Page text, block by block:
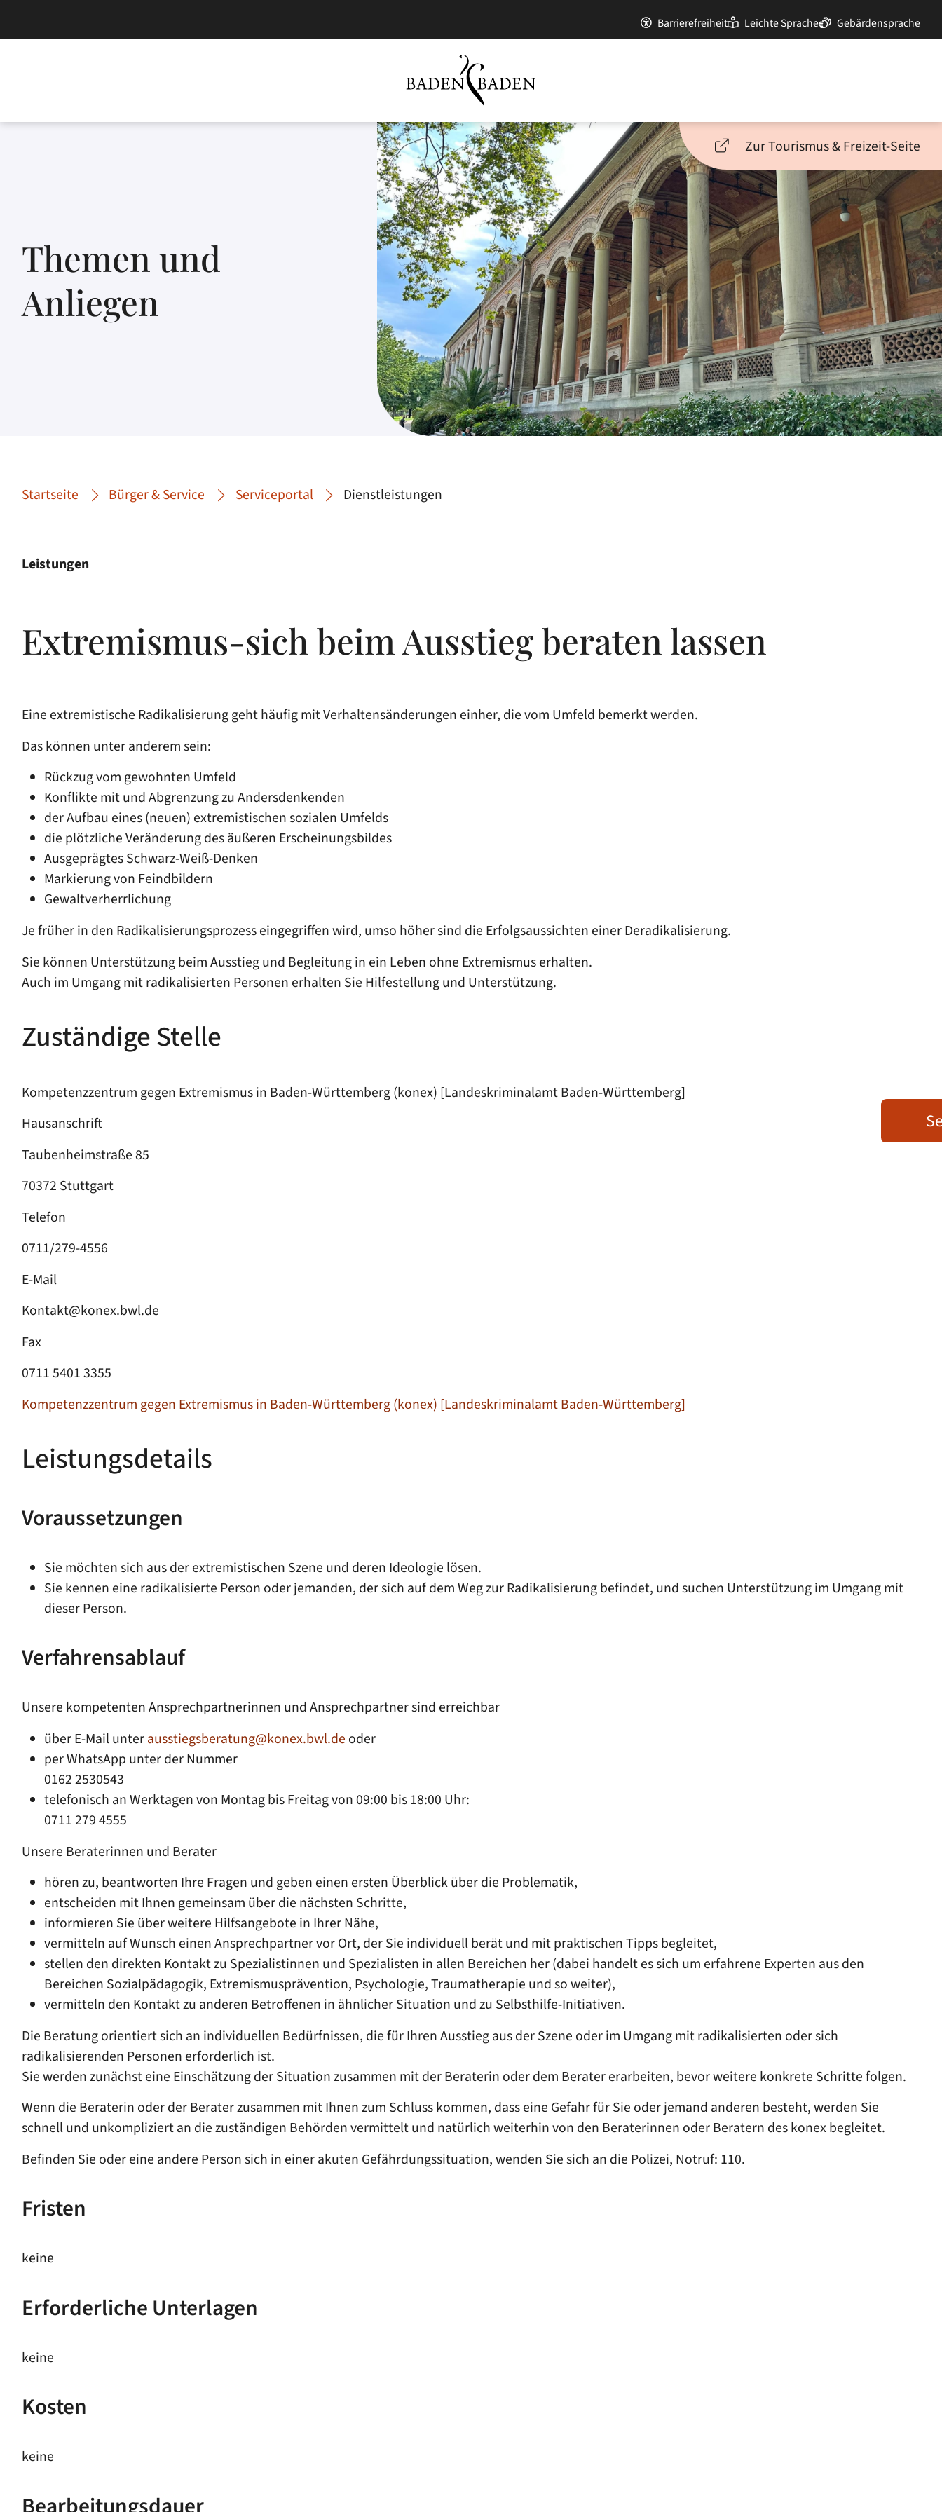
Barrierefreiheit Leichte Sprache Gebärdensprache
Zur Tourismus & Freizeit-Seite
Themen und
Anliegen
Startseite Bürger & Service Serviceportal Dienstleistungen
Leistungen
Extremismus-sich beim Ausstieg beraten lassen
Eine extremistische Radikalisierung geht häufig mit Verhaltensänderungen einher, die vom Umfeld bemerkt werden.
Das können unter anderem sein:
Rückzug vom gewohnten Umfeld
Konflikte mit und Abgrenzung zu Andersdenkenden
der Aufbau eines (neuen) extremistischen sozialen Umfelds
die plötzliche Veränderung des äußeren Erscheinungsbildes
Ausgeprägtes Schwarz-Weiß-Denken
Markierung von Feindbildern
Gewaltverherrlichung
Je früher in den Radikalisierungsprozess eingegriffen wird, umso höher sind die Erfolgsaussichten einer Deradikalisierung.
Sie können Unterstützung beim Ausstieg und Begleitung in ein Leben ohne Extremismus erhalten.
Auch im Umgang mit radikalisierten Personen erhalten Sie Hilfestellung und Unterstützung.
Zuständige Stelle
Kompetenzzentrum gegen Extremismus in Baden-Württemberg (konex) [Landeskriminalamt Baden-Württemberg]
Hausanschrift
Taubenheimstraße 85
70372 Stuttgart
Telefon
0711/279-4556
E-Mail
Kontakt@konex.bwl.de
Fax
0711 5401 3355
Kompetenzzentrum gegen Extremismus in Baden-Württemberg (konex) [Landeskriminalamt Baden-Württemberg]
Leistungsdetails
Voraussetzungen
Sie möchten sich aus der extremistischen Szene und deren Ideologie lösen.
Sie kennen eine radikalisierte Person oder jemanden, der sich auf dem Weg zur Radikalisierung befindet, und suchen Unterstützung im Umgang mit
dieser Person.
Verfahrensablauf
Unsere kompetenten Ansprechpartnerinnen und Ansprechpartner sind erreichbar
über E-Mail unterausstiegsberatung@konex.bwl.de oder
per WhatsApp unter der Nummer
0162 2530543
telefonisch an Werktagen von Montag bis Freitag von 09:00 bis 18:00 Uhr:
0711 279 4555
Unsere Beraterinnen und Berater
hören zu, beantworten Ihre Fragen und geben einen ersten Überblick über die Problematik,
entscheiden mit Ihnen gemeinsam über die nächsten Schritte,
informieren Sie über weitere Hilfsangebote in Ihrer Nähe,
vermitteln auf Wunsch einen Ansprechpartner vor Ort, der Sie individuell berät und mit praktischen Tipps begleitet,
stellen den direkten Kontakt zu Spezialistinnen und Spezialisten in allen Bereichen her(dabei handelt es sich um erfahrene Experten aus den
Bereichen Sozialpädagogik, Extremismusprävention, Psychologie, Traumatherapie und so weiter),
vermitteln den Kontakt zu anderen Betroffenen in ähnlicher Situation und zu Selbsthilfe-Initiativen.
Die Beratung orientiert sich an individuellen Bedürfnissen, die für Ihren Ausstieg aus der Szene oder im Umgang mit radikalisierten oder sich
radikalisierenden Personen erforderlich ist.
Sie werden zunächst eine Einschätzung der Situation zusammen mit der Beraterin oder dem Berater erarbeiten, bevor weitere konkrete Schritte folgen.
Wenn die Beraterin oder der Berater zusammen mit Ihnen zum Schluss kommen, dass eine Gefahr für Sie oder jemand anderen besteht, werden Sie
schnell und unkompliziert an die zuständigen Behörden vermittelt und natürlich weiterhin von den Beraterinnen oder Beratern des konex begleitet.
Befinden Sie oder eine andere Person sich in einer akuten Gefährdungssituation, wenden Sie sich an die Polizei, Notruf: 110.
Fristen
keine
Erforderliche Unterlagen
keine
Kosten
keine